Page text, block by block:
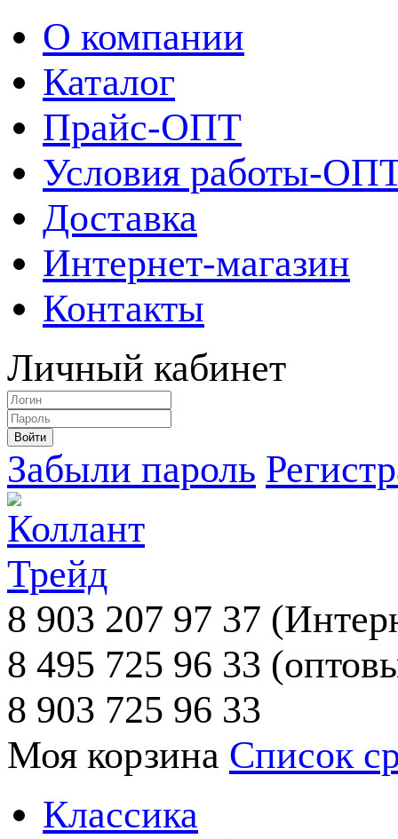
О компании
Каталог
Прайс-ОПТ
Условия работы-
Доставка
Интернет-магазин
Контакты
Личный кабинет
Забыли пароль
8 903 207 97 37
8 495 725 96 33
8 903 725 96 33
Моя корзина Список
Классика